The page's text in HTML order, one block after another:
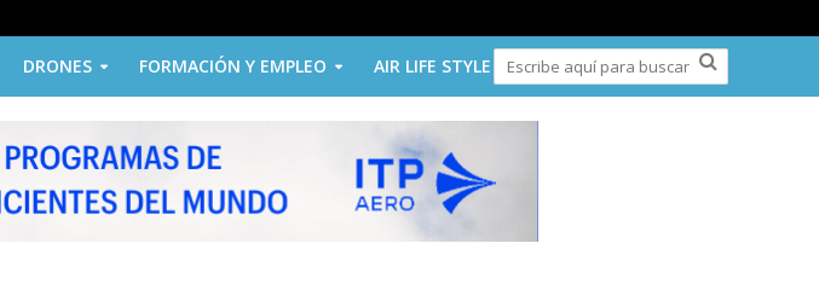
DRONES FORMACIÓN Y EMPLEO AIR LIFE STYLE